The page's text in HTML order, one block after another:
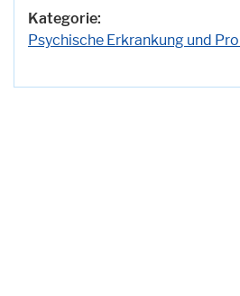
Kategorie:
Psychische Erkrankung und